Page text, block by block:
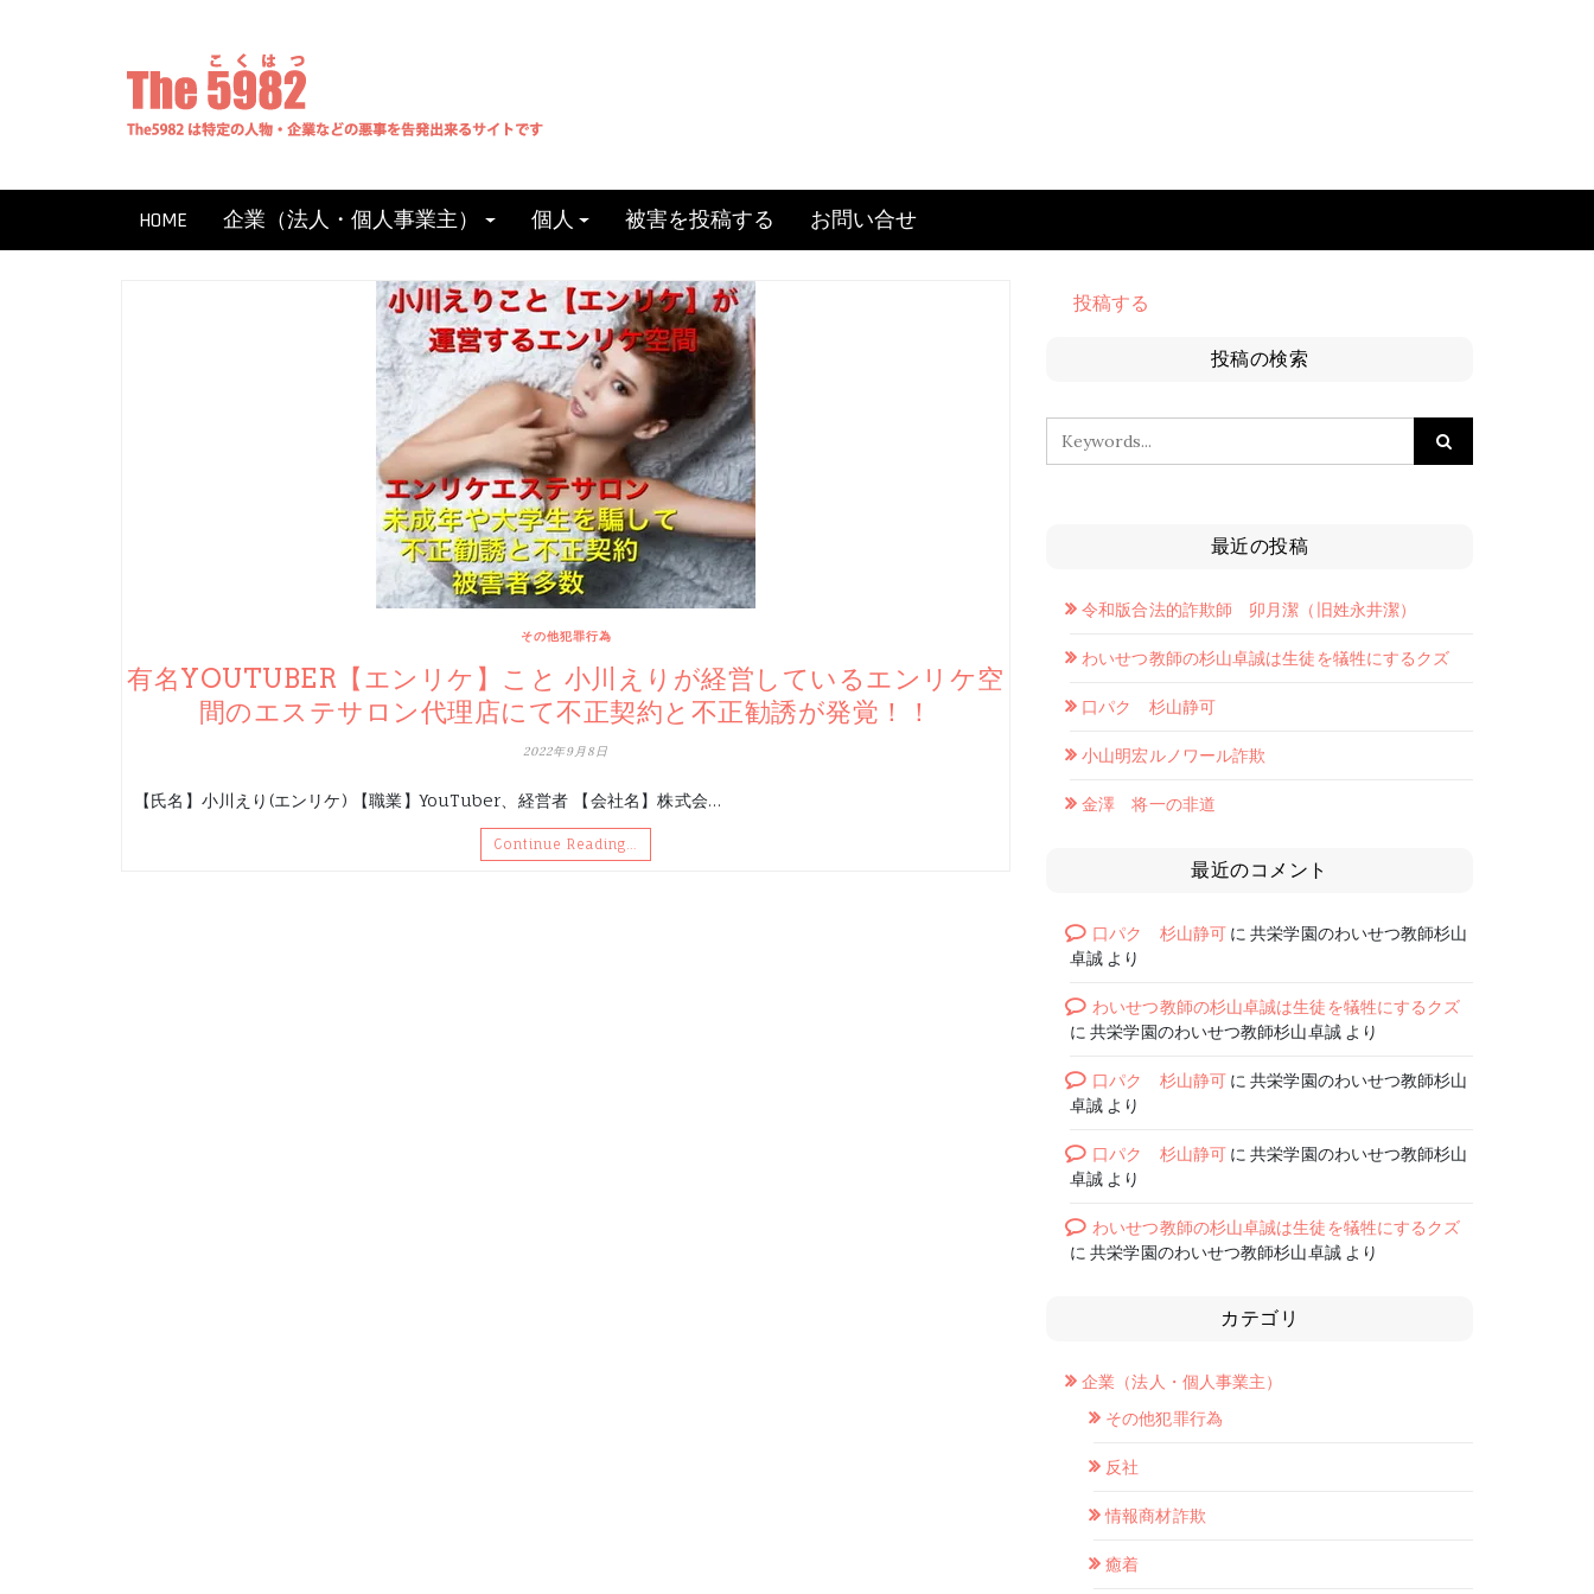
HOME 企業（法人・個人事業主） 個人 被害を投稿する お問い合せ
その他犯罪行為
有名YOUTUBER【エンリケ】こと 小川えりが経営しているエンリケ空
間のエステサロン代理店にて不正契約と不正勧誘が発覚！！
2022年9月8日
【氏名】小川えり(エンリケ) 【職業】YouTuber、経営者 【会社名】株式会…
Continue Reading…
投稿する
投稿の検索
最近の投稿
令和版合法的詐欺師 卯月潔（旧姓永井潔）
わいせつ教師の杉山卓誠は生徒を犠牲にするクズ
口パク 杉山静可
小山明宏ルノワール詐欺
金澤 将一の非道
最近のコメント
口パク 杉山静可に共栄学園のわいせつ教師杉山
卓誠 より
わいせつ教師の杉山卓誠は生徒を犠牲にするクズ
に共栄学園のわいせつ教師杉山卓誠より
口パク 杉山静可に共栄学園のわいせつ教師杉山
卓誠 より
口パク 杉山静可に共栄学園のわいせつ教師杉山
卓誠 より
わいせつ教師の杉山卓誠は生徒を犠牲にするクズ
に共栄学園のわいせつ教師杉山卓誠より
カテゴリ
企業（法人・個人事業主）
その他犯罪行為
反社
情報商材詐欺
癒着